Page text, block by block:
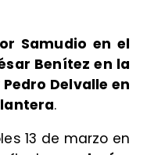
Samudio en el
Benítez en la
Delvalle en
.
13 de marzo en